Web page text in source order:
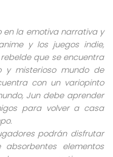
en la emotiva narrativa y
y los juegos indie,
que se encuentra
misterioso mundo de
con un variopinto
Jun debe aprender
para volver a casa
podrán disfrutar
elementos